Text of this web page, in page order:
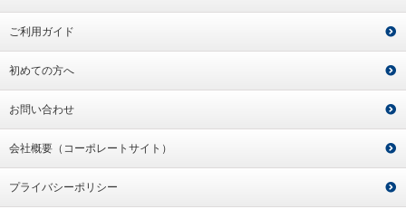
ご利用ガイド
初めての方へ
お問い合わせ
会社概要（コーポレートサイト）
プライバシーポリシー